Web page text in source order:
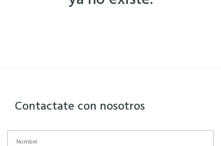
Contactate con nosotros